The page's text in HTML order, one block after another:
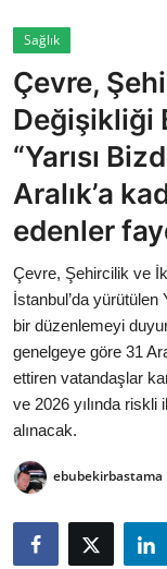
Cumhurbaşkanlığı
Bakanlıklar
Siyasi Partiler
Toplum ve Yaşam
Sivil Toplum
Kamu Kurumları
Resmi Reklamlar
Sağlık
Çevre,
Değişikliği
“Yarısı
Aralık’a
edenler
Çevre, Şehircilik ve
İstanbul’da yürütülen
bir düzenlemeyi
genelgeye göre 31
ettiren vatandaşlar
ve 2026 yılında riskli
alınacak.
ebubekirbastama